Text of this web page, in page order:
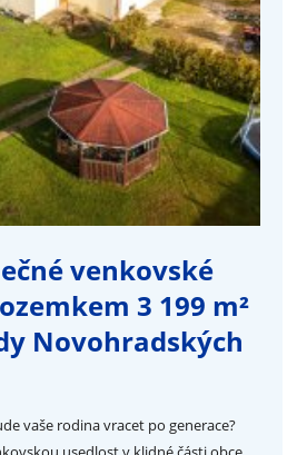
venkovské
3 199 m²
Novohradských
vaše rodina vracet po generace?